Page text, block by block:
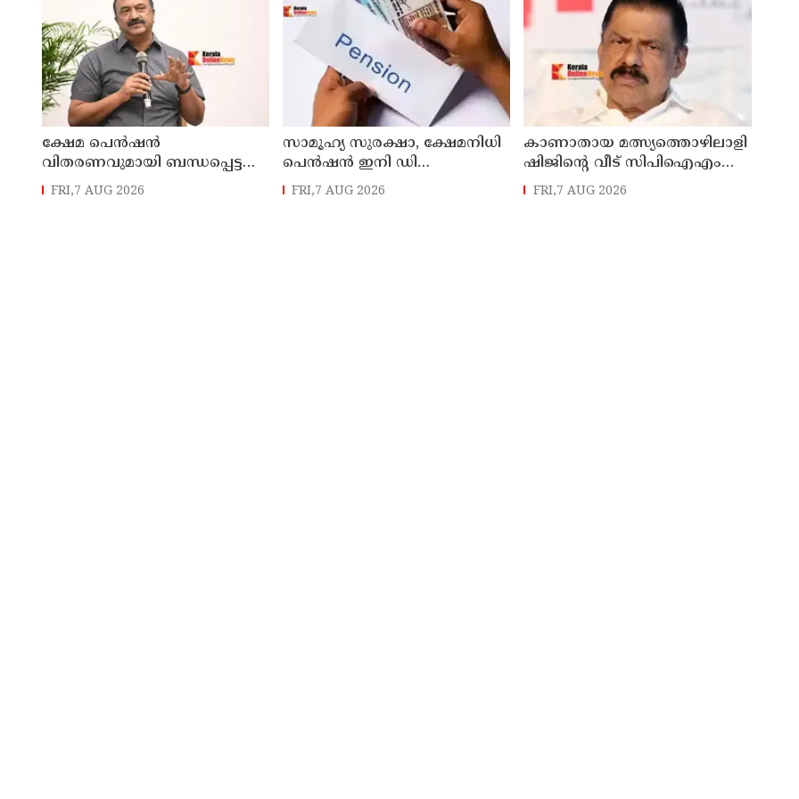
സ്പീക്കർ ഷാനിമോൾ ഉസ്മാൻ
ക്ഷേമ പെൻഷൻ
വിതരണവുമായി ബന്ധപ്പെട്ട
പുതിയ ഉത്തരവ്
ലക്ഷക്കണക്കിന്
FRI,7 AUG 2026
സാമൂഹ്യ സുരക്ഷാ, ക്ഷേമനിധി
പെൻഷൻ ഇനി ഡി
ബിടിയിലൂടെ നൽകും
FRI,7 AUG 2026
കാണാതായ മത്സ്യത്തൊഴിലാളി
ഷിജിന്റെ വീട് സിപിഐഎം
സംസ്ഥാന സെക്രട്ടറി എം.വി.
ഗോവിന്ദൻ സന്ദർശിച്ചു
FRI,7 AUG 2026